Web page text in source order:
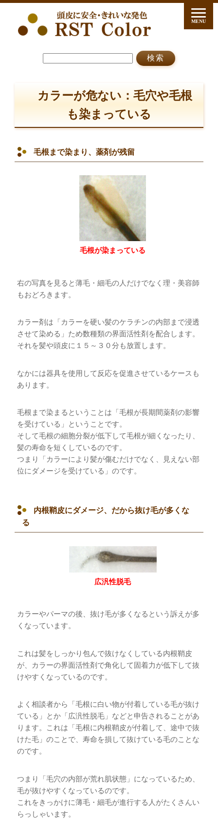
カラーが危ない：毛穴や毛根
も染まっている
毛根まで染まり、薬剤が残留
毛根が染まっている
右の写真を見ると薄毛・細毛の人だけでなく理・美容師
もおどろきます。
カラー剤は「カラーを硬い髪のケラチンの内部まで浸透
させて染める」ため数種類の界面活性剤を配合します。
それを髪や頭皮に１５～３０分も放置します。
なかには器具を使用して反応を促進させているケースも
あります。
毛根まで染まるということは「毛根が長期間薬剤の影響
を受けている」ということです。
そして毛根の細胞分裂が低下して毛根が細くなったり、
髪の寿命を短くしているのです。
つまり「カラーにより髪が傷むだけでなく、見えない部
位にダメージを受けている」のです。
内根鞘皮にダメージ、だから抜け毛が多くな
る
広汎性脱毛
カラーやパーマの後、抜け毛が多くなるという訴えが多
くなっています。
これは髪をしっかり包んで抜けなくしている内根鞘皮
が、カラーの界面活性剤で角化して固着力が低下して抜
けやすくなっているのです。
よく相談者から「毛根に白い物が付着している毛が抜け
ている」とか「広汎性脱毛」などと申告されることがあ
ります。これは「毛根に内根鞘皮が付着して、途中で抜
けた毛」のことで、寿命を損して抜けている毛のことな
のです。
つまり「毛穴の内部が荒れ肌状態」になっているため、
毛が抜けやすくなっているのです。
これをきっかけに薄毛・細毛が進行する人がたくさんい
らっしゃいます。